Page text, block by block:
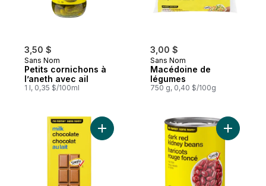
3,50 $
Sans Nom
Petits cornichons à
l’aneth avec ail
1 l, 0,35 $/100ml
3,00 $
Sans Nom
Macédoine de
légumes
750 g, 0,40 $/100g
Ajouter Barre de chocolat au lait au panier
Ajouter